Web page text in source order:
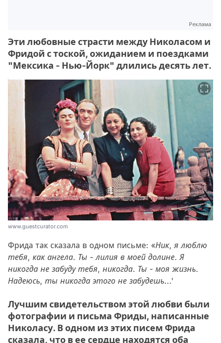
Реклама
Эти любовные страсти между Николасом и
Фридой с тоской, ожиданием и поездками
"Мексика - Нью-Йорк" длились десять лет.
www.guestcurator.com
Фрида так сказала в одном письме: «Ник, я люблю
тебя, как ангела. Ты - лилия в моей долине. Я
никогда не забуду тебя, никогда. Ты - моя жизнь.
Надеюсь, ты никогда этого не забудешь...'
Лучшим свидетельством этой любви были
фотографии и письма Фриды, написанные
Николасу. В одном из этих писем Фрида
сказала, что в ее сердце находятся оба